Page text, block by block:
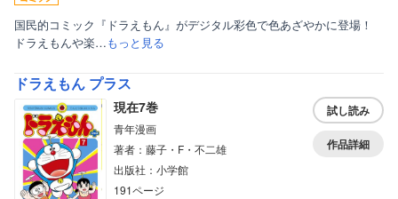
国民的コミック『ドラえもん』がデジタル彩色で色あざやかに登場！
ドラえもんや楽…もっと見る
ドラえもん プラス
現在7巻
青年漫画
著者：藤子・F・不二雄
出版社：小学館
191ページ
試し読み
作品詳細